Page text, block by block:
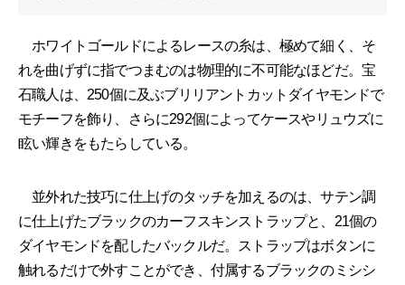
ホワイトゴールドによるレースの糸は、極めて細く、そ
れを曲げずに指でつまむのは物理的に不可能なほどだ。宝
石職人は、250個に及ぶブリリアントカットダイヤモンドで
モチーフを飾り、さらに292個によってケースやリュウズに
眩い輝きをもたらしている。
並外れた技巧に仕上げのタッチを加えるのは、サテン調
に仕上げたブラックのカーフスキンストラップと、21個の
ダイヤモンドを配したバックルだ。ストラップはボタンに
触れるだけで外すことができ、付属するブラックのミシシ